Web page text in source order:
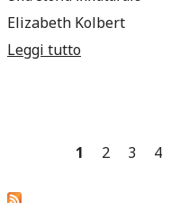
Elizabeth Kolbert
Leggi tutto
1 2 3 4